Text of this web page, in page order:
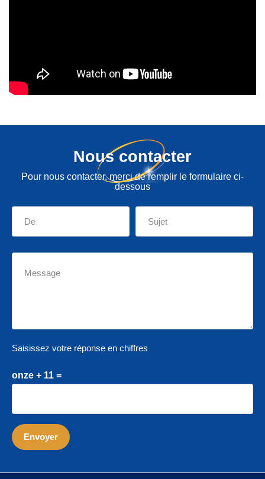
Nous contacter
Pour nous contacter, merci de remplir le formulaire ci-
dessous
Saisissez votre réponse en chiffres
onze + 11 =